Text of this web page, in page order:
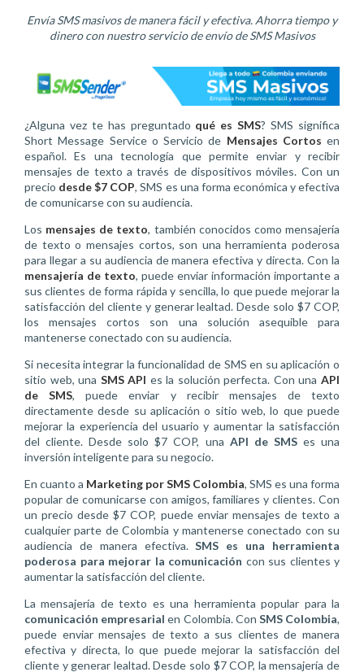
Envía SMS masivos de manera fácil y efectiva. Ahorra tiempo y
dinero con nuestro servicio de envío de SMS Masivos
¿Alguna vez te has preguntado qué es SMS? SMS significa
Short Message Service o Servicio de Mensajes Cortos en
español. Es una tecnología que permite enviar y recibir
mensajes de texto a través de dispositivos móviles. Con un
precio desde $7 COP, SMS es una forma económica y efectiva
de comunicarse con su audiencia.
Los mensajes de texto, también conocidos como mensajería
de texto o mensajes cortos, son una herramienta poderosa
para llegar a su audiencia de manera efectiva y directa. Con la
mensajería de texto, puede enviar información importante a
sus clientes de forma rápida y sencilla, lo que puede mejorar la
satisfacción del cliente y generar lealtad. Desde solo $7 COP,
los mensajes cortos son una solución asequible para
mantenerse conectado con su audiencia.
Si necesita integrar la funcionalidad de SMS en su aplicación o
sitio web, una SMS API es la solución perfecta. Con unaAPI
de SMS, puede enviar y recibir mensajes de texto
directamente desde su aplicación o sitio web, lo que puede
mejorar la experiencia del usuario y aumentar la satisfacción
del cliente. Desde solo $7 COP, una API de SMSes una
inversión inteligente para su negocio.
En cuanto a Marketing por SMS Colombia, SMS es una forma
popular de comunicarse con amigos, familiares y clientes. Con
un precio desde $7 COP, puede enviar mensajes de texto a
cualquier parte de Colombia y mantenerse conectado con su
audiencia de manera efectiva.SMS es una herramienta
poderosa para mejorar la comunicación con sus clientes y
aumentar la satisfacción del cliente.
La mensajería de texto es una herramienta popular para la
comunicación empresarial en Colombia. Con SMS Colombia,
puede enviar mensajes de texto a sus clientes de manera
efectiva y directa, lo que puede mejorar la satisfacción del
cliente y generar lealtad. Desde solo $7 COP, la mensajería de